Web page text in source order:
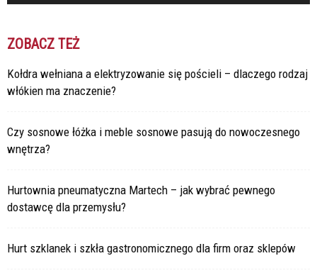
ZOBACZ TEŻ
Kołdra wełniana a elektryzowanie się pościeli – dlaczego rodzaj
włókien ma znaczenie?
Czy sosnowe łóżka i meble sosnowe pasują do nowoczesnego
wnętrza?
Hurtownia pneumatyczna Martech – jak wybrać pewnego
dostawcę dla przemysłu?
Hurt szklanek i szkła gastronomicznego dla firm oraz sklepów